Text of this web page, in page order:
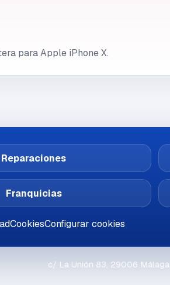
para Apple iPhone X.
Reparaciones
Franquicias
CookiesConfigurar cookies
c/ La Unión 83, 29006 Málaga